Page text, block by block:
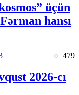
üçün
hansı
479
2026-cı